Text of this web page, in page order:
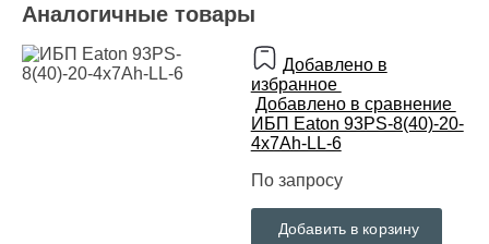
Аналогичные товары
Добавлено в
избранное
Добавлено в сравнение
ИБП Eaton 93PS-8(40)-20-
4x7Ah-LL-6
По запросу
Добавить в корзину